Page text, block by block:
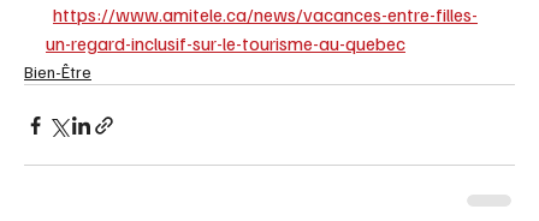
https://www.amitele.ca/news/vacances-entre-filles-
un-regard-inclusif-sur-le-tourisme-au-quebec
Bien-Être